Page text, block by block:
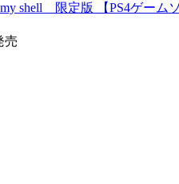
my shell 限定版 【PS4ゲー
売